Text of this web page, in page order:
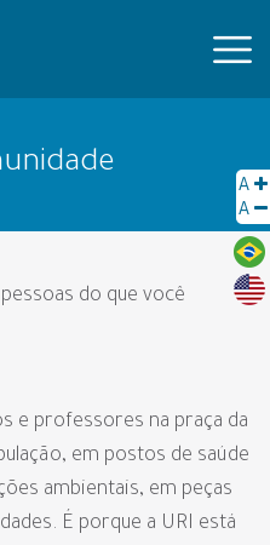
A
A
do que você
e professores na praça da
em postos de saúde
ambientais, em peças
É porque a URI está